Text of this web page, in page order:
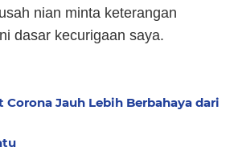
nian minta keterangan
dasar kecurigaan saya.
Jauh Lebih Berbahaya dari